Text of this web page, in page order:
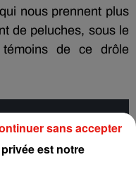
nous prennent plus
de peluches, sous le
de ce drôle
tenu du refus du
donner votre accord
ci-dessous.
est notre
sans accepter